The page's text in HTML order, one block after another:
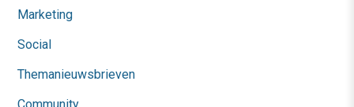
Marketing
Social
Themanieuwsbrieven
Community